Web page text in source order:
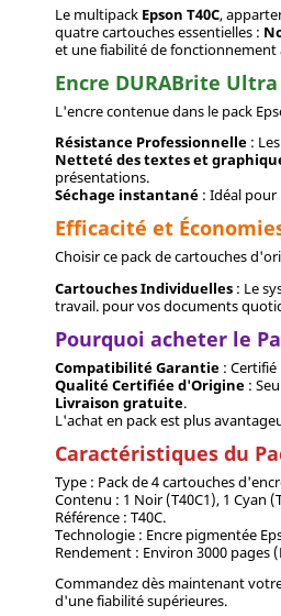
Le multipack Epson T40C,
quatre cartouches essentielles :
et une fiabilité de
Encre DURABrite
L'encre contenue dans le pack
Résistance Professionnelle :
Netteté des textes et
présentations.
Séchage instantané : Idéal
Efficacité et
Choisir ce pack de cartouches
Cartouches Individuelles : Le
travail. pour vos documents
Pourquoi acheter le
Compatibilité Garantie :
Qualité Certifiée d'Origine :
Livraison gratuite.
L'achat en pack est plus
Caractéristiques du
Type : Pack de 4 cartouches
Contenu : 1 Noir (T40C1), 1 Cyan
Référence : T40C.
Technologie : Encre pigmentée
Rendement : Environ 3000 pages
Commandez dès maintenant
d'une fiabilité supérieures.